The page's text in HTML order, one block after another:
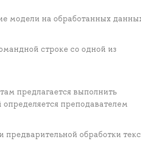
модели на обработанных
строке со одной из
предлагается выполнить
преподавателем
обработки